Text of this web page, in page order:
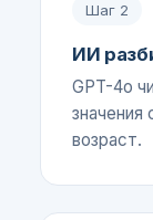
Шаг 2
ИИ
GPT-4o
значения
возраст.